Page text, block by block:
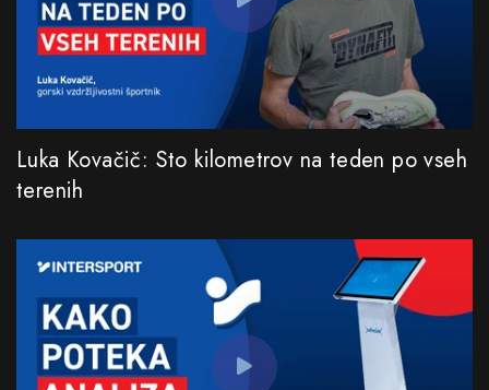
Luka Kovačič: Sto kilometrov na teden po vseh
terenih